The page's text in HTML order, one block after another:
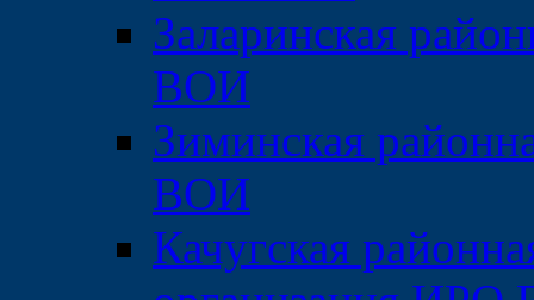
Заларинская
ВОИ
Зиминская
ВОИ
Качугская